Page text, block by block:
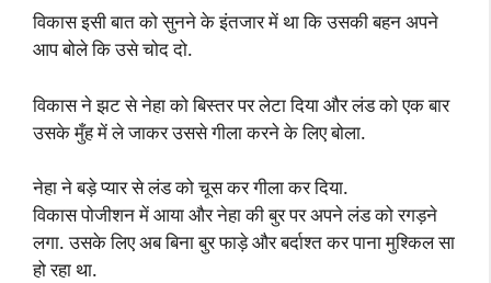
विकास इसी बात को सुनने के इंतजार में था कि उसकी बहन अपने
आप बोले कि उसे चोद दो.
विकास ने झट से नेहा को बिस्तर पर लेटा दिया और लंड को एक बार
उसके मुँह में ले जाकर उससे गीला करने के लिए बोला.
नेहा ने बड़े प्यार से लंड को चूस कर गीला कर दिया.
विकास पोजीशन में आया और नेहा की बुर पर अपने लंड को रगड़ने
लगा. उसके लिए अब बिना बुर फाड़े और बर्दाश्त कर पाना मुश्किल सा
हो रहा था.